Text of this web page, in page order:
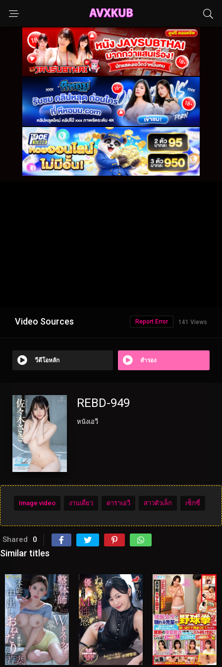
Video Sources 141 Views
Report Error
วีดีโอหลัก สำรอง
REBD-949
หนังเอวี
Image video งานเดี่ยว ดาราเอวี สาวตัวเล็ก เซ็กซี่
Shared 0
Similar titles